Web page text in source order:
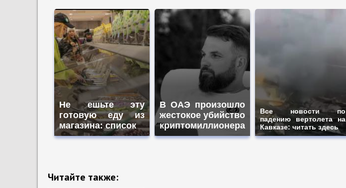
Не ешьте эту
готовую еду из
магазина: список
В ОАЭ произошло
жестокое убийство
криптомиллионера
Все новости по
падению вертолета на
Кавказе: читать здесь
Читайте также: